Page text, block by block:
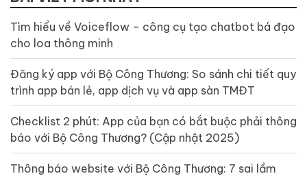
Tìm hiểu về Voiceflow – công cụ tạo chatbot bá đạo
cho loa thông minh
Đăng ký app với Bộ Công Thương: So sánh chi tiết quy
trình app bán lẻ, app dịch vụ và app sàn TMĐT
Checklist 2 phút: App của bạn có bắt buộc phải thông
báo với Bộ Công Thương? (Cập nhật 2025)
Thông báo website với Bộ Công Thương: 7 sai lầm